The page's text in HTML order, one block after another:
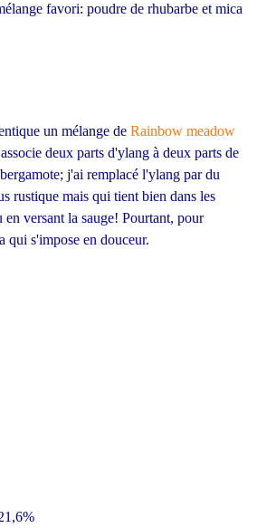
favori: poudre de rhubarbe et mica
un mélange de Rainbow meadow
deux parts d'ylang à deux parts de
j'ai remplacé l'ylang par du
rustique mais qui tient bien dans les
en versant la sauge! Pourtant, pour
qui s'impose en douceur.